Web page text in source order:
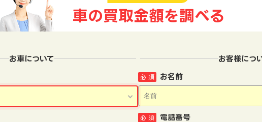
車の買取金額を調べる
お車について お客様につ
お名前
必 須
電話番号
必 須